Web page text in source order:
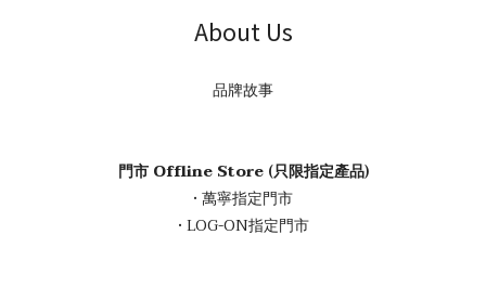
About Us
品牌故事
門市 Offline Store (只限指定產品)
• 萬寧指定門市
• LOG-ON指定門市